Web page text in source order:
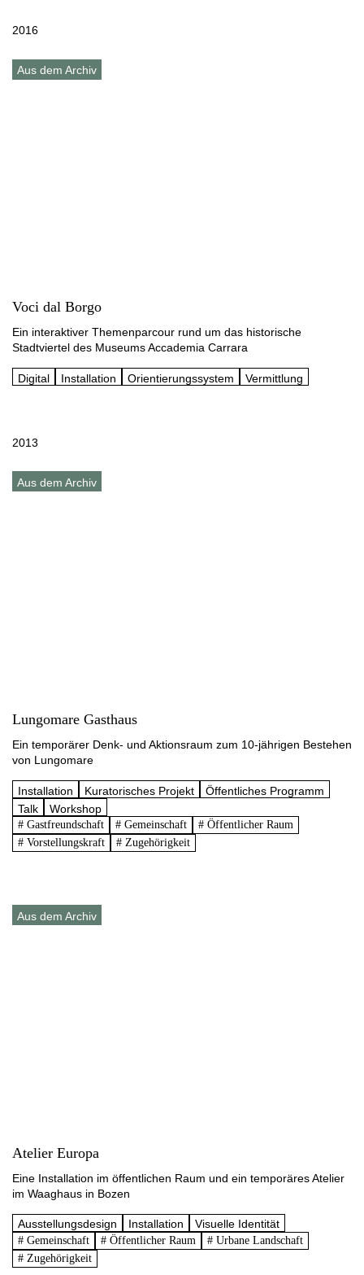
2016
Aus dem Archiv
Voci dal Borgo
Ein interaktiver Themenparcour rund um das historische
Stadtviertel des Museums Accademia Carrara
Digital Installation Orientierungssystem Vermittlung
2013
Aus dem Archiv
Lungomare Gasthaus
Ein temporärer Denk- und Aktionsraum zum 10-jährigen Bestehen
von Lungomare
Installation Kuratorisches Projekt
Öffentliches Programm
Talk
Workshop
# Gastfreundschaft # Gemeinschaft
# Öffentlicher Raum
# Vorstellungskraft
# Zugehörigkeit
Aus dem Archiv
Atelier Europa
Eine Installation im öffentlichen Raum und ein temporäres Atelier
im Waaghaus in Bozen
Ausstellungsdesign Installation Visuelle Identität
# Gemeinschaft # Öffentlicher Raum
# Urbane Landschaft
# Zugehörigkeit